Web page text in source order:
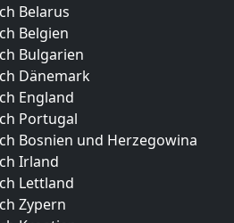
Belarus
Belgien
Bulgarien
Dänemark
England
Portugal
Bosnien und Herzegowina
Irland
Lettland
Zypern